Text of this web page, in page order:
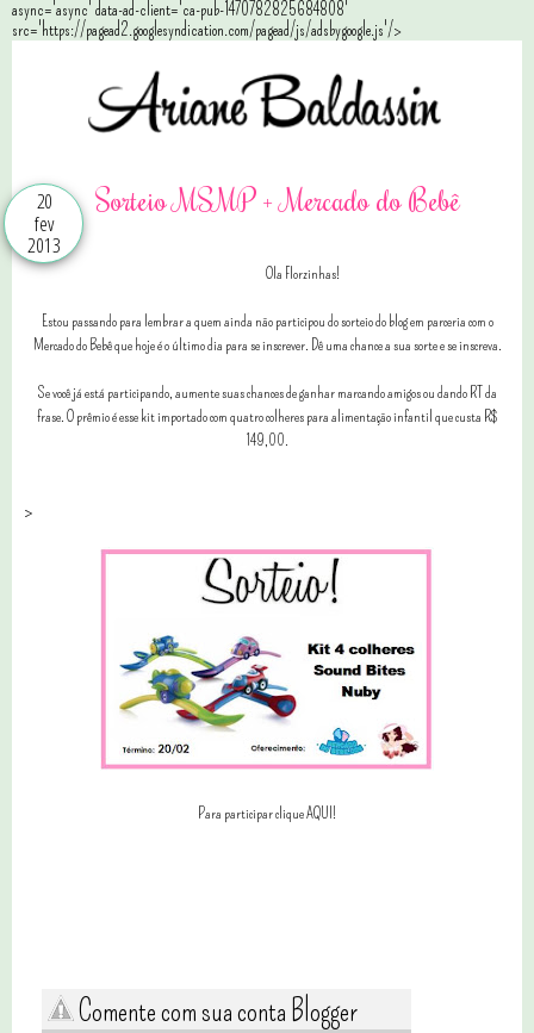
async='async' data-ad-client='ca-pub-1470782825684808'
src='https://pagead2.googlesyndication.com/pagead/js/adsbygoogle.js'/>
20
fev
2013
Sorteio MSMP + Mercado do Bebê
Ola Florzinhas!
Estou passando para lembrar a quem ainda não participou do sorteio do blog em parceria com o
Mercado do Bebê que hoje é o último dia para se inscrever. Dê uma chance a sua sorte e se inscreva.
Se você já está participando, aumente suas chances de ganhar marcando amigos ou dando RT da
frase. O prêmio é esse kit importado com quatro colheres para alimentação infantil que custa R$
149,00.
>
Para participar clique AQUI!
Comente com sua conta Blogger